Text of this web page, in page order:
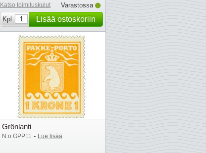
Katso toimituskulut
Varastossa
Kpl
Lisää ostoskoriin
Grönlanti
N:o GPP11 - Lue lisää